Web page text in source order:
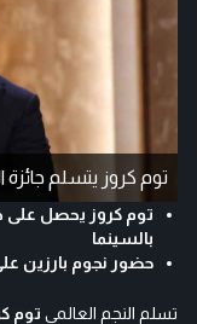
توم كروز يتسلم جائزة
توم كروز يحصل على
بالسينما
حضور نجوم بارزين
تسلم النجم العالمي توم